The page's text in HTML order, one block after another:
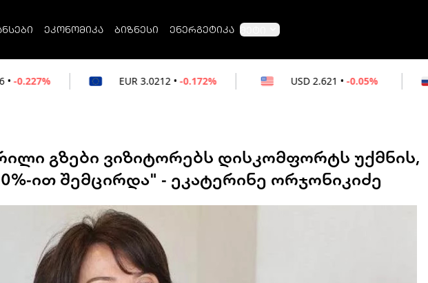
ეკონომიკა ბიზნესი ენერგეტიკა მეტი
EUR 3.0212 • -0.172% USD 2.621 • -0.05% RUB 0.0320
გზები ვიზიტორებს დისკომფორტს უქმნის,
ით შემცირდა" - ეკატერინე ორჯონიკიძე